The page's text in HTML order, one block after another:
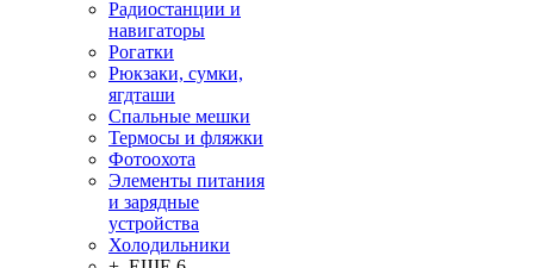
Радиостанции и
навигаторы
Рогатки
Рюкзаки, сумки,
ягдташи
Спальные мешки
Термосы и фляжки
Фотоохота
Элементы питания
и зарядные
устройства
Холодильники